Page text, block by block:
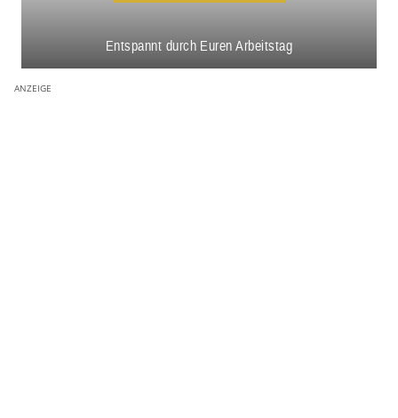
Entspannt durch Euren Arbeitstag